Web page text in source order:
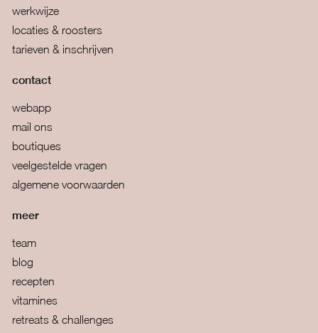
werkwijze
locaties & roosters
tarieven & inschrijven
contact
webapp
mail ons
boutiques
veelgestelde vragen
algemene voorwaarden
meer
team
blog
recepten
vitamines
retreats & challenges